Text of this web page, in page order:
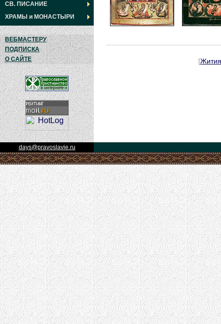
СВ. ПИСАНИЕ
ХРАМЫ и МОНАСТЫРИ
ВЕБМАСТЕРУ
ПОДПИСКА
О САЙТЕ
[Жития
days@pravoslavie.ru